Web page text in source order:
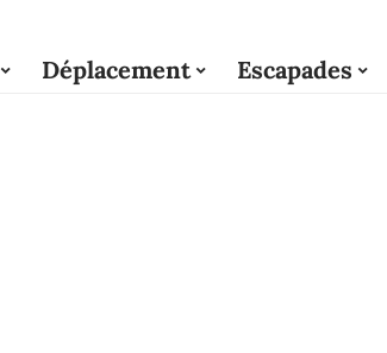
Déplacement Escapades